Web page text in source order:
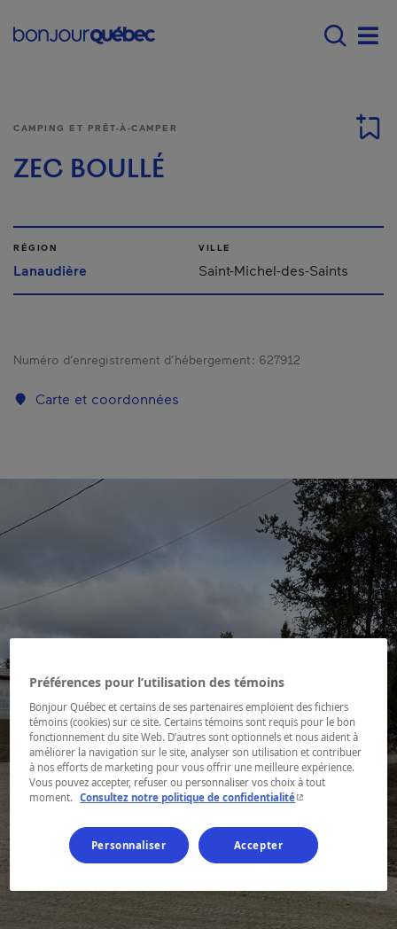
Main navigation -
CAMPING ET PRÊT-À-CAMPER
ZEC BOULLÉ
RÉGION
Lanaudière
VILLE
Saint-Michel-des-Saints
Numéro d’enregistrement d’hébergement : 627912
Carte et coordonnées
Préférences pour l’utilisation des témoins
Bonjour Québec et certains de ses partenaires emploient des fichiers
témoins (cookies) sur ce site. Certains témoins sont requis pour le bon
fonctionnement du site Web. D’autres sont optionnels et nous aident à
améliorer la navigation sur le site, analyser son utilisation et contribuer
à nos efforts de marketing pour vous offrir une meilleure expérience.
Vous pouvez accepter, refuser ou personnaliser vos choix à tout
moment. Consultez notre politique de confidentialité- Cet hyperlien
Personnaliser Accepter